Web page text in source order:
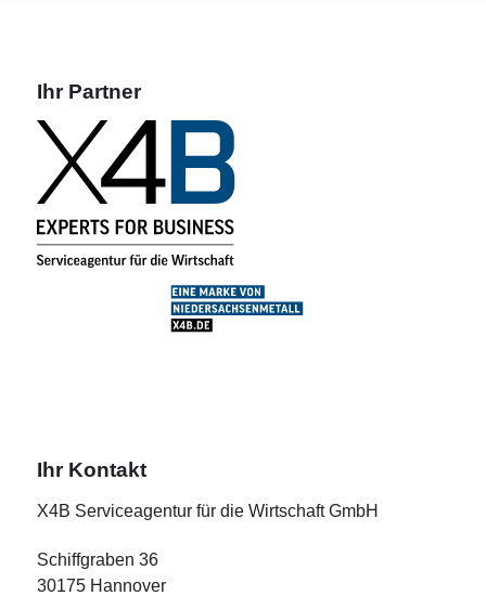
Ihr Partner
Ihr Kontakt
X4B Serviceagentur für die Wirtschaft GmbH
Schiffgraben 36
30175 Hannover